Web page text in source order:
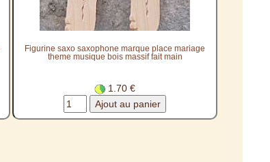
Figurine saxo saxophone marque place mariage
theme musique bois massif fait main
1.70 €